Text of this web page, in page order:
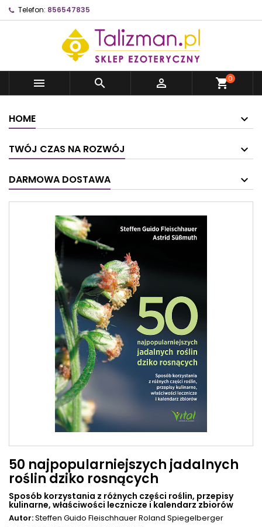
Telefon: 856547835
   shopping_cart0
HOME
TWÓJ CZAS NA ROZWÓJ
DARMOWA DOSTAWA
50 najpopularniejszych jadalnych
roślin dziko rosnących
Sposób korzystania z różnych części roślin, przepisy
kulinarne, właściwości lecznicze i kalendarz zbiorów
Autor:Steffen Guido FleischhauerRoland Spiegelberger